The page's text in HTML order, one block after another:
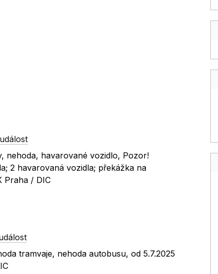
nehoda, havarované vozidlo, Pozor!
2 havarovaná vozidla; překážka na
Praha / DIC
tramvaje, nehoda autobusu, od 5.7.2025